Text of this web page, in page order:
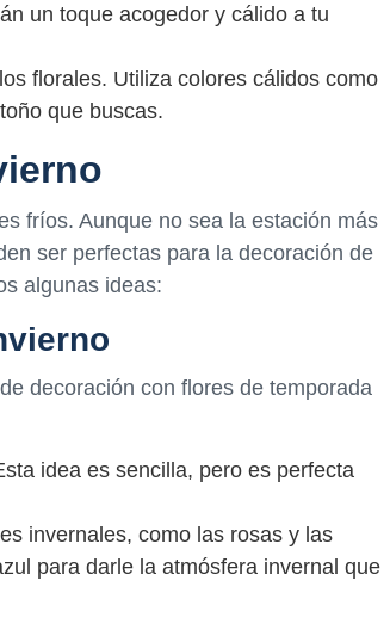
un toque acogedor y cálido a tu
florales. Utiliza colores cálidos como
que buscas.
fríos. Aunque no sea la estación más
ser perfectas para la decoración de
algunas ideas:
decoración con flores de temporada
idea es sencilla, pero es perfecta
invernales, como las rosas y las
para darle la atmósfera invernal que